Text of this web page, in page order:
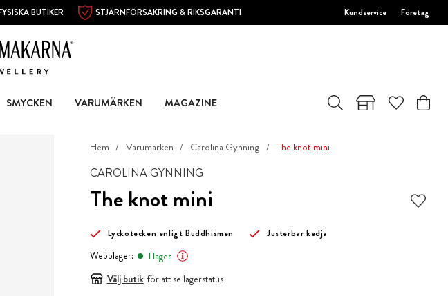
BUTIKER STJÄRNFÖRSÄKRING & RIKSGARANTI Kundservice Företag
SMYCKEN VARUMÄRKEN MAGAZINE
Hem Varumärken Carolina Gynning The knot mini
CAROLINA GYNNING
The knot mini
Lyckotecken enligt Buddhismen Justerbar kedja
Webblager:
I lager
Välj butik för att se lagerstatus